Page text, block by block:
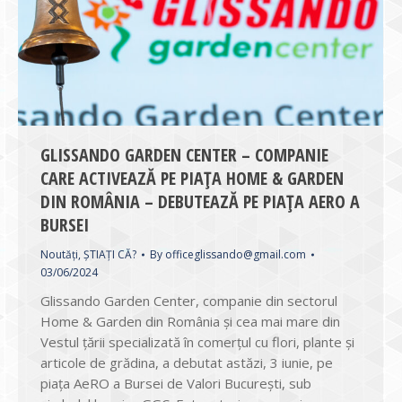
GLISSANDO GARDEN CENTER – COMPANIE
CARE ACTIVEAZĂ PE PIAȚA HOME & GARDEN
DIN ROMÂNIA – DEBUTEAZĂ PE PIAȚA AERO A
BURSEI
Noutăți, ȘTIAȚI CĂ? By officeglissando@gmail.com
03/06/2024
Glissando Garden Center, companie din sectorul
Home & Garden din România și cea mai mare din
Vestul țării specializată în comerțul cu flori, plante și
articole de grădina, a debutat astăzi, 3 iunie, pe
piața AeRO a Bursei de Valori București, sub